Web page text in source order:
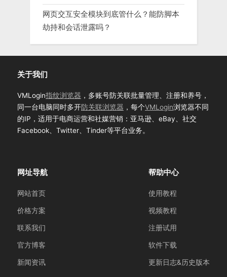
网页交互安全模块到底管什么？能防脚本
劫持和会话泄露吗？
关于我们
VMLogin指纹浏览器 ，多账号防关联批量管理、注册和养号，
同一台电脑同时多开防关联浏览器 ，每个VMLogin浏览器不同
的IP，适用于电商运营和社媒营销：亚马逊、eBay、社交
Facebook、Twitter、Tinder等平台业务。
网址导航
网站首页
价格方案
联系我们
官方博客
新闻资讯
帮助中心
使用教程
视频教程
注册试用
软件下载
更新日志&历史版本